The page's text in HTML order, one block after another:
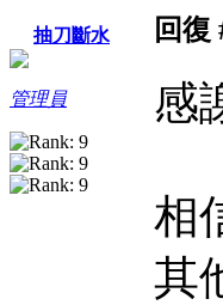
抽刀斷水
管理員
回復
感
相
其